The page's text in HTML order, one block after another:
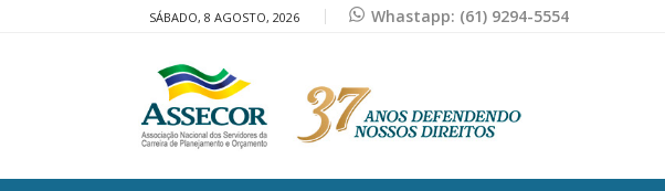
SÁBADO, 8 AGOSTO, 2026 Whastapp: (61) 9294-5554